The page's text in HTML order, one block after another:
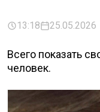
13:18 25.05.2026
Всего показать
человек.